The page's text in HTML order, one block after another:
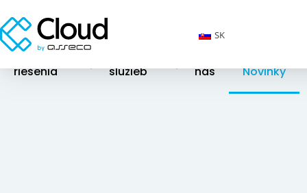
riešenia služieb nás Novinky
SK